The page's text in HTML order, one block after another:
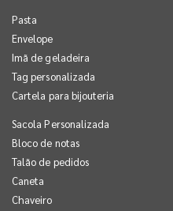
Pasta
Envelope
Imã de geladeira
Tag personalizada
Cartela para bijouteria
Sacola Personalizada
Bloco de notas
Talão de pedidos
Caneta
Chaveiro